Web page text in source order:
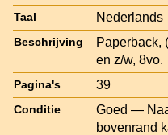
Taal Nederlands
Beschrijving
Paperback,
en z/w, 8vo.
Pagina's 39
Conditie
Goed —
bovenrand